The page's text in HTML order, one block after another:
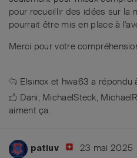
pour recueillir des idées sur la
pourrait être mis en place à
Merci pour votre
Elsinox et hwa63 a répondu
Dani, MichaelSteck,
aiment ça.
patluv 23 mai 2025